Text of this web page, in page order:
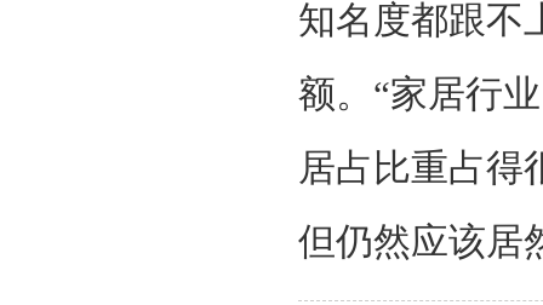
知名度都跟不
额。“家居行
居占比重占得
但仍然应该居